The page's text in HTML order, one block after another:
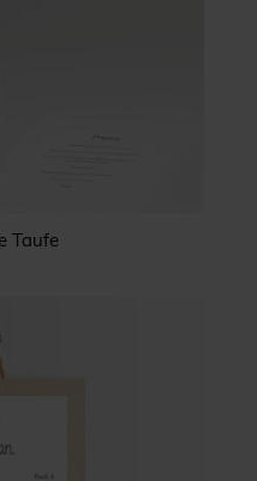
Taufe